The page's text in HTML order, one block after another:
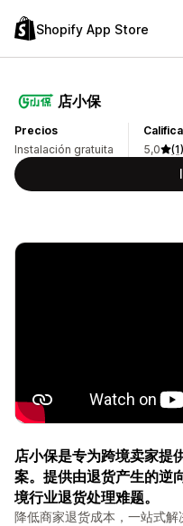
Shopify App Store
店小保
Precios
Instalación gratuita
5,0
(1)
店小保是专为跨境卖家提
案。提供由退货产生的逆
境行业退货处理难题。
降低商家退货成本，一站式